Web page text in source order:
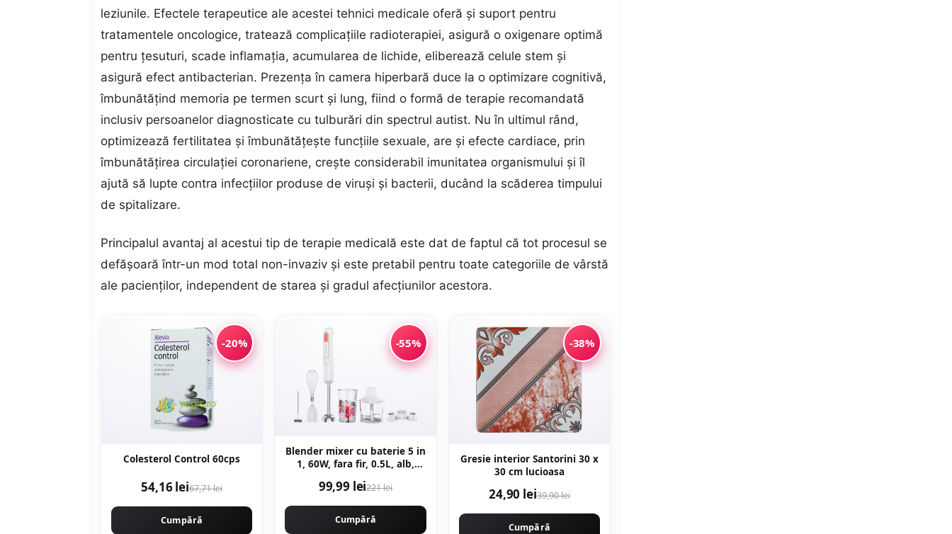
leziunile. Efectele terapeutice ale acestei tehnici medicale oferă şi suport pentru
tratamentele oncologice, tratează complicațiile radioterapiei, asigură o oxigenare optimă
pentru țesuturi, scade inflamația, acumularea de lichide, eliberează celule stem și
asigură efect antibacterian. Prezenţa în camera hiperbară duce la o optimizare cognitivă,
îmbunătățind memoria pe termen scurt şi lung, fiind o formă de terapie recomandată
inclusiv persoanelor diagnosticate cu tulburări din spectrul autist. Nu în ultimul rând,
optimizează fertilitatea și îmbunătățește funcțiile sexuale, are şi efecte cardiace, prin
îmbunătăţirea circulaţiei coronariene, creşte considerabil imunitatea organismului și îl
ajută să lupte contra infecțiilor produse de viruși și bacterii, ducând la scăderea timpului
de spitalizare.
Principalul avantaj al acestui tip de terapie medicală este dat de faptul că tot procesul se
defăşoară într-un mod total non-invaziv şi este pretabil pentru toate categoriile de vârstă
ale pacienţilor, independent de starea şi gradul afecţiunilor acestora.
-20%
Colesterol Control 60cps
54,16 lei67,71 lei
Cumpără
-55%
Blender mixer cu baterie 5 in
1, 60W, fara fir, 0.5L, alb,
99,99 lei221 lei
Cumpără
-38%
Gresie interior Santorini 30 x
30 cm lucioasa
24,90 lei39,90 lei
Cumpără